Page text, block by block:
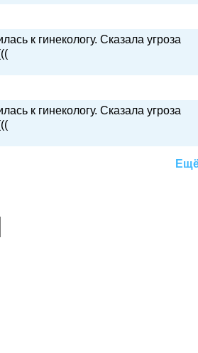
к гинекологу. Сказала угроза
к гинекологу. Сказала угроза